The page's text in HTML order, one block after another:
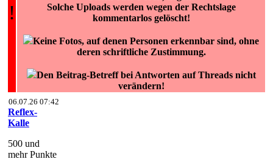
!
Solche Uploads werden wegen der Rechtslage
kommentarlos gelöscht!
Keine Fotos, auf denen Personen erkennbar sind, ohne
deren schriftliche Zustimmung.
Den Beitrag-Betreff bei Antworten auf Threads nicht
verändern!
06.07.26 07:42
Reflex-
Kalle
500 und
mehr Punkte